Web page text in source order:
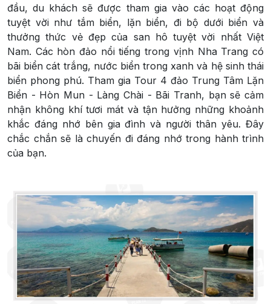
đầu, du khách sẽ được tham gia vào các hoạt động
tuyệt vời như tắm biển, lặn biển, đi bộ dưới biển và
thưởng thức vẻ đẹp của san hô tuyệt vời nhất Việt
Nam. Các hòn đảo nổi tiếng trong vịnh Nha Trang có
bãi biển cát trắng, nước biển trong xanh và hệ sinh thái
biển phong phú. Tham gia Tour 4 đảo Trung Tâm Lặn
Biển - Hòn Mun - Làng Chài - Bãi Tranh, bạn sẽ cảm
nhận không khí tươi mát và tận hưởng những khoảnh
khắc đáng nhớ bên gia đình và người thân yêu. Đây
chắc chắn sẽ là chuyến đi đáng nhớ trong hành trình
của bạn.